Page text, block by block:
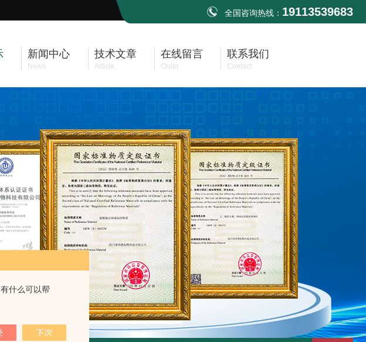
什么可以帮
全国咨询热线： 19113539683
新闻中心
News
技术文章
Article
在线留言
Order
联系我们
Contact